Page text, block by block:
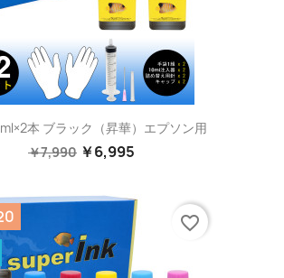
本 ブラック（昇華）エプソン用
￥7,990 ￥6,995
favorite_border